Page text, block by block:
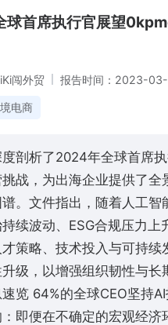
首席执行官展望
闯外贸
报告时间：2023-
电商
剖析了2024年全球首席
战，为出海企业提供了全
。文件指出，随着人工智
续波动、ESG合规压力上
策略、技术投入与可持续
级，以增强组织韧性与长
览 64%的全球CEO坚持
即便在不确定的宏观经济